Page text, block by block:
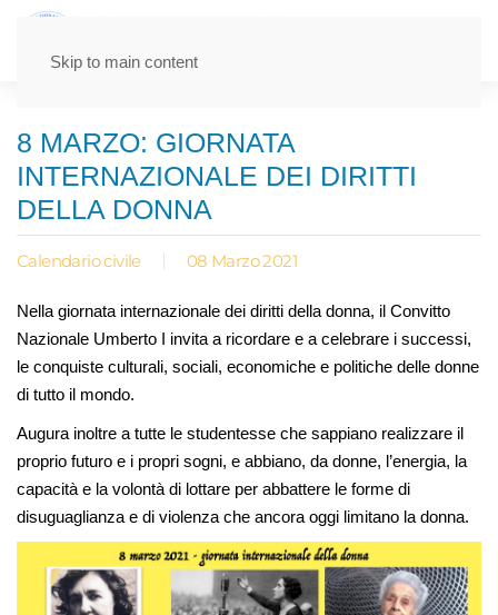
Skip to main content
8 MARZO: GIORNATA
INTERNAZIONALE DEI DIRITTI
DELLA DONNA
Calendario civile 08 Marzo 2021
Nella giornata internazionale dei diritti della donna, il Convitto
Nazionale Umberto I invita a ricordare e a celebrare i successi,
le conquiste culturali, sociali, economiche e politiche delle donne
di tutto il mondo.
Augura inoltre a tutte le studentesse che sappiano realizzare il
proprio futuro e i propri sogni, e abbiano, da donne, l’energia, la
capacità e la volontà di lottare per abbattere le forme di
disuguaglianza e di violenza che ancora oggi limitano la donna.